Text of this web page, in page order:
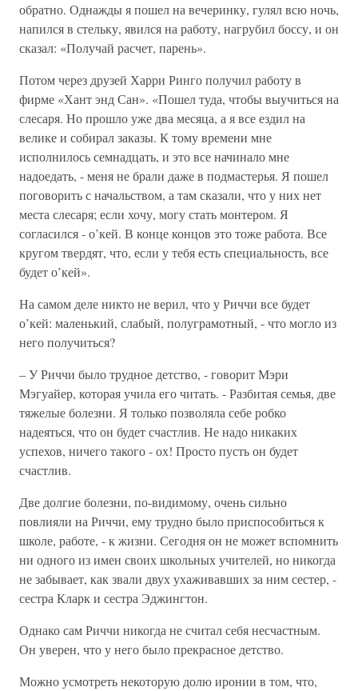
обратно. Однажды я пошел на вечеринку, гулял всю ночь,
напился в стельку, явился на работу, нагрубил боссу, и он
сказал: «Получай расчет, парень».
Потом через друзей Харри Ринго получил работу в
фирме «Хант энд Сан». «Пошел туда, чтобы выучиться на
слесаря. Но прошло уже два месяца, а я все ездил на
велике и собирал заказы. К тому времени мне
исполнилось семнадцать, и это все начинало мне
надоедать, - меня не брали даже в подмастерья. Я пошел
поговорить с начальством, а там сказали, что у них нет
места слесаря; если хочу, могу стать монтером. Я
согласился - о’кей. В конце концов это тоже работа. Все
кругом твердят, что, если у тебя есть специальность, все
будет о’кей».
На самом деле никто не верил, что у Риччи все будет
о’кей: маленький, слабый, полуграмотный, - что могло из
него получиться?
– У Риччи было трудное детство, - говорит Мэри
Мэгуайер, которая учила его читать. - Разбитая семья, две
тяжелые болезни. Я только позволяла себе робко
надеяться, что он будет счастлив. Не надо никаких
успехов, ничего такого - ох! Просто пусть он будет
счастлив.
Две долгие болезни, по-видимому, очень сильно
повлияли на Риччи, ему трудно было приспособиться к
школе, работе, - к жизни. Сегодня он не может вспомнить
ни одного из имен своих школьных учителей, но никогда
не забывает, как звали двух ухаживавших за ним сестер, -
сестра Кларк и сестра Эджингтон.
Однако сам Риччи никогда не считал себя несчастным.
Он уверен, что у него было прекрасное детство.
Можно усмотреть некоторую долю иронии в том, что,